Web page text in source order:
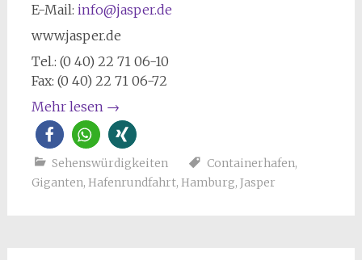
E-Mail: info@jasper.de
www.jasper.de
Tel.: (0 40) 22 71 06-10
Fax: (0 40) 22 71 06-72
Mehr lesen →
Sehenswürdigkeiten Containerhafen,
Giganten, Hafenrundfahrt, Hamburg, Jasper